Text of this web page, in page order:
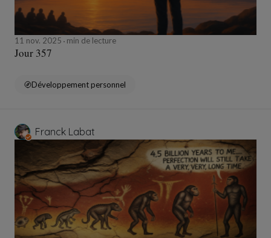
11 nov. 2025 min de lecture
Jour 357
Développement personnel
Franck Labat